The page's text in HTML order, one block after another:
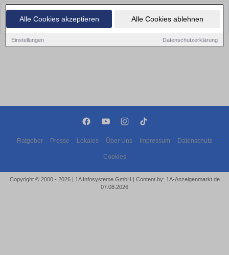
Alle Cookies akzeptieren Alle Cookies ablehnen
Einstellungen Datenschutzerklärung
Leider konnten wir derzeit keine passenden Objekte finden. Schauen Sie
bald wieder vorbei!
Ratgeber Presse Lokales Über Uns Impressum Datenschutz
Cookies
Copyright © 2000 - 2026 | 1A Infosysteme GmbH | Content by: 1A-Anzeigenmarkt.de
07.08.2026